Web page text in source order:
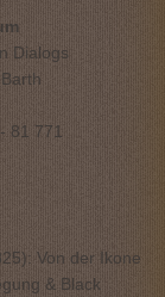
Dialogs
81 771
Von der Ikone
& Black